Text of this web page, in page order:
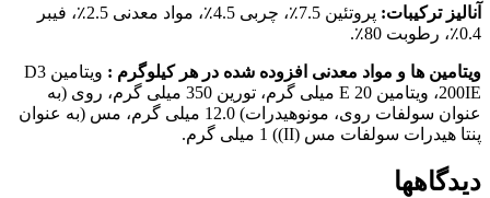
آنالیز ترکیبات:
پروتئین 7.5٪، چربی 4.5٪، مواد معدنی 2.5٪، فیبر
0.4٪، رطوبت 80٪.
ویتامین ها و مواد معدنی افزوده شده در هر کیلوگرم :
ویتامین D3
200IE، ویتامین E 20 میلی گرم، تورین 350 میلی گرم، روی (به
عنوان سولفات روی، مونوهیدرات) 12.0 میلی گرم، مس (به عنوان
پنتا هیدرات سولفات مس (II)) 1 میلی گرم.
دیدگاهها